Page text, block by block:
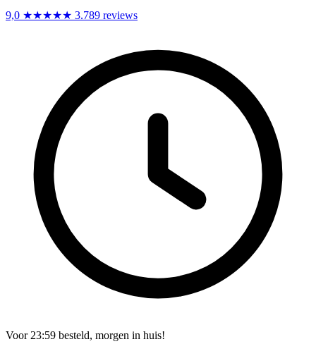
9,0 ★★★★★ 3.789 reviews
Voor 23:59 besteld, morgen in huis!